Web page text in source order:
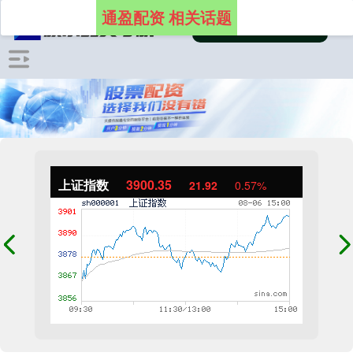
上证指数 3900.35 21.92 0.57%
通盈配资 相关话题